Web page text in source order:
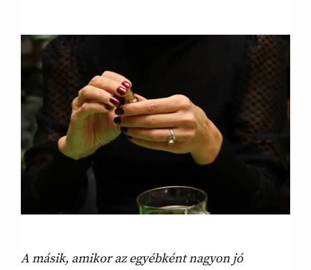
A másik, amikor az egyébként nagyon jó